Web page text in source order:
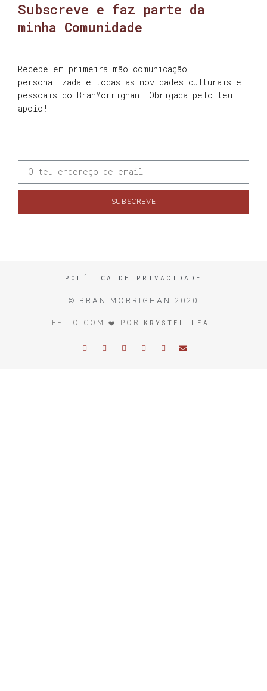
Subscreve e faz parte da
minha Comunidade
Recebe em primeira mão comunicação
personalizada e todas as novidades culturais e
pessoais do BranMorrighan. Obrigada pelo teu
apoio!
SUBSCREVE
POLÍTICA DE PRIVACIDADE
© BRAN MORRIGHAN 2020
FEITO COM ❤️ POR KRYSTEL LEAL